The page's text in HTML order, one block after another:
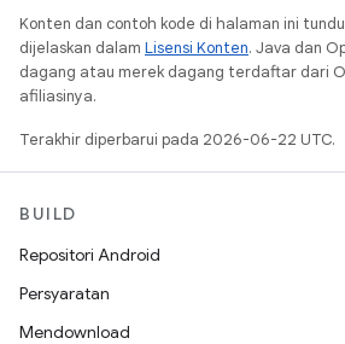
Konten dan contoh kode di halaman ini
dijelaskan dalam Lisensi Konten. Java dan
dagang atau merek dagang terdaftar dari
afiliasinya.
Terakhir diperbarui pada 2026-06-22 UTC.
BUILD
Repositori Android
Persyaratan
Mendownload